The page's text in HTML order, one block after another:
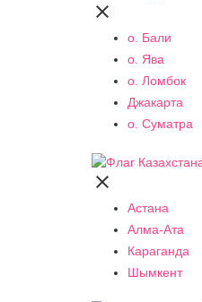

о. Бали
о. Ява
о. Ломбок
Джакарта
о. Суматра

Астана
Алма-Ата
Караганда
Шымкент